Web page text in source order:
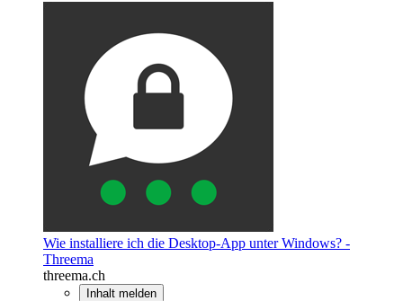
Wie installiere ich die Desktop-App unter Windows? -
Threema
threema.ch
Inhalt melden